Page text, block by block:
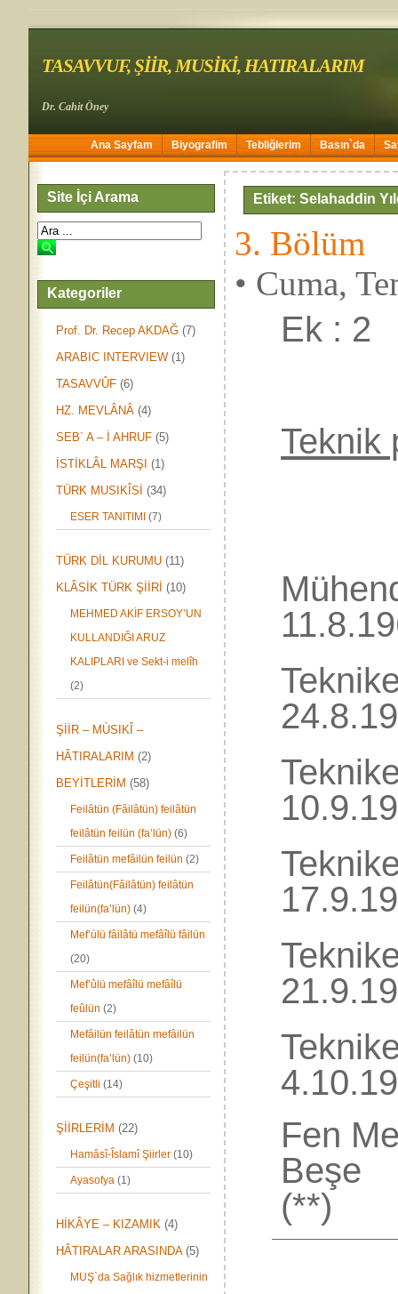
TASAVVUF, ŞİİR, MUSİKİ, HATIRALARIM
Dr. Cahit Öney
Ana Sayfam Biyografim Tebliğlerim Basın`da
Site İçi Arama
Kategoriler
Prof. Dr. Recep AKDAĞ (7)
ARABIC INTERVIEW (1)
TASAVVÛF (6)
HZ. MEVLÂNÂ (4)
SEB` A – İ AHRUF (5)
İSTİKLÂL MARŞI (1)
TÜRK MUSIKÎSİ (34)
ESER TANITIMI (7)
TÜRK DİL KURUMU (11)
KLÂSİK TÜRK ŞİİRİ (10)
MEHMED AKİF ERSOY’UN
KULLANDIĞI ARUZ
KALIPLARI ve Sekt-i melîh
(2)
ŞİİR – MÙSIKÎ –
HÂTIRALARIM (2)
BEYİTLERİM (58)
Feilâtün (Fâilâtün) feilâtün
feilâtün feilün (fa’lün) (6)
Feilâtün mefâilün feilün (2)
Feilâtün(Fâilâtün) feilâtün
feilün(fa’lün) (4)
Mef’ùlü fâilâtü mefâîlü fâilün
(20)
Mef’ûlü mefâîlü mefâîlü
feûlün (2)
Mefâilün feilâtün mefâilün
feilün(fa’lün) (10)
Çeşitli (14)
ŞİİRLERİM (22)
Hamâsî-Îslamî Şiirler (10)
Ayasofya (1)
HİKÂYE – KIZAMIK (4)
HÂTIRALAR ARASINDA(5)
MUŞ`da Sağlık hizmetlerinin
Etiket: Selahaddin
3. Bölüm
• Cuma,
Ek : 2
Fen
(**)